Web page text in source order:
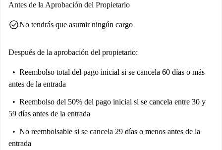
que Lisboa tiene para ofrecer.
Antes de la Aprobación del Propietario
check_circleNo tendrás que asumir ningún cargo
Después de la aprobación del propietario:
Reembolso total del pago inicial si se cancela 60 días o más
antes de la entrada
Reembolso del 50% del pago inicial si se cancela entre 30 y
59 días antes de la entrada
No reembolsable si se cancela 29 días o menos antes de la
entrada